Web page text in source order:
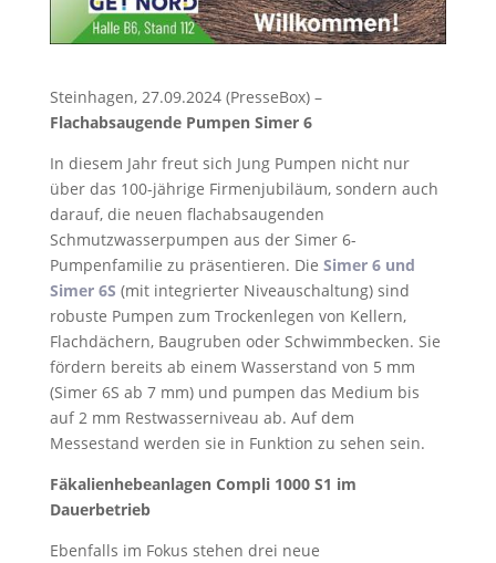
Steinhagen, 27.09.2024 (PresseBox) –
Flachabsaugende Pumpen Simer 6
In diesem Jahr freut sich Jung Pumpen nicht nur
über das 100-jährige Firmenjubiläum, sondern auch
darauf, die neuen flachabsaugenden
Schmutzwasserpumpen aus der Simer 6-
Pumpenfamilie zu präsentieren. Die Simer 6 und
Simer 6S (mit integrierter Niveauschaltung) sind
robuste Pumpen zum Trockenlegen von Kellern,
Flachdächern, Baugruben oder Schwimmbecken. Sie
fördern bereits ab einem Wasserstand von 5 mm
(Simer 6S ab 7 mm) und pumpen das Medium bis
auf 2 mm Restwasserniveau ab. Auf dem
Messestand werden sie in Funktion zu sehen sein.
Fäkalienhebeanlagen Compli 1000 S1 im
Dauerbetrieb
Ebenfalls im Fokus stehen drei neue